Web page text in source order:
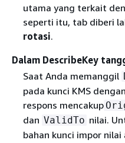
utama yang terkait
seperti itu, tab diberi
rotasi.
Dalam DescribeKey
Saat Anda memanggil
pada kunci KMS
respons mencakup
dan ValidTo nilai.
bahan kunci impor nilai